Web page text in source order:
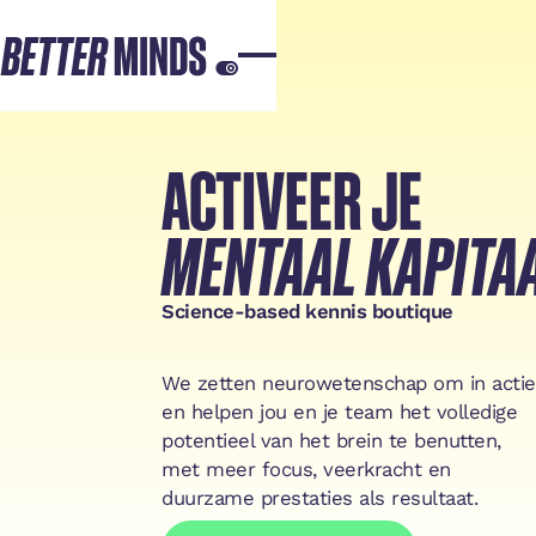
ACTIVEER JE
MENTAAL
Science-based kennis boutique
We zetten neurowetenschap om in actie
en helpen jou en je team het volledige
potentieel van het brein te benutten,
met meer focus, veerkracht en
duurzame prestaties als resultaat.